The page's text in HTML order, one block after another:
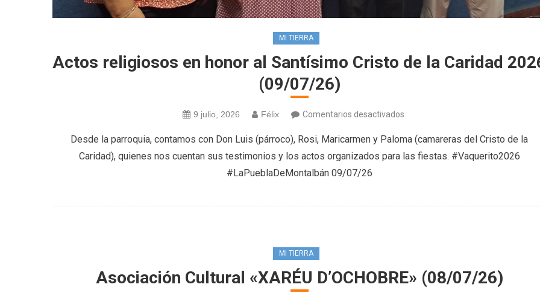
MI TIERRA
Actos religiosos en honor al Santísimo Cristo de la Caridad
(09/07/26)
9 julio, 2026 Félix Comentarios desactivadosen
religiosos
en
Santísimo
2026
Desde la parroquia, contamos con Don Luis (párroco), Rosi, Maricarmen y Paloma (camareras del Cristo de la
Caridad), quienes nos cuentan sus testimonios y los actos organizados para las fiestas. #Vaquerito2026
#LaPueblaDeMontalbán 09/07/26
MI TIERRA
Asociación Cultural «XARÉU D’OCHOBRE» (08/07/26)